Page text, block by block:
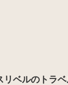
リベルのトラ